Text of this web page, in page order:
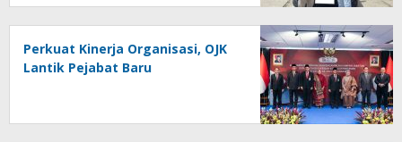
Perkuat Kinerja Organisasi, OJK
Lantik Pejabat Baru